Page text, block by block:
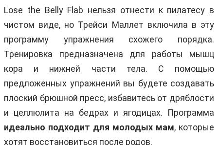
Lose the Belly Flab нельзя отнести к пилатесу в
чистом виде, но Трейси Маллет включила в эту
программу упражнения схожего порядка.
Тренировка предназначена для работы мышц
кора и нижней части тела. С помощью
предложенных упражнений вы будете создавать
плоский брюшной пресс, избавитесь от дряблости
и целлюлита на бедрах и ягодицах. Программа
идеально подходит для молодых мам, которые
хотят восстановиться после родов.